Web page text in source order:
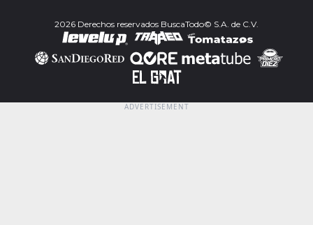
2026 Derechos reservados BuscaTodo© S.A. de C.V.